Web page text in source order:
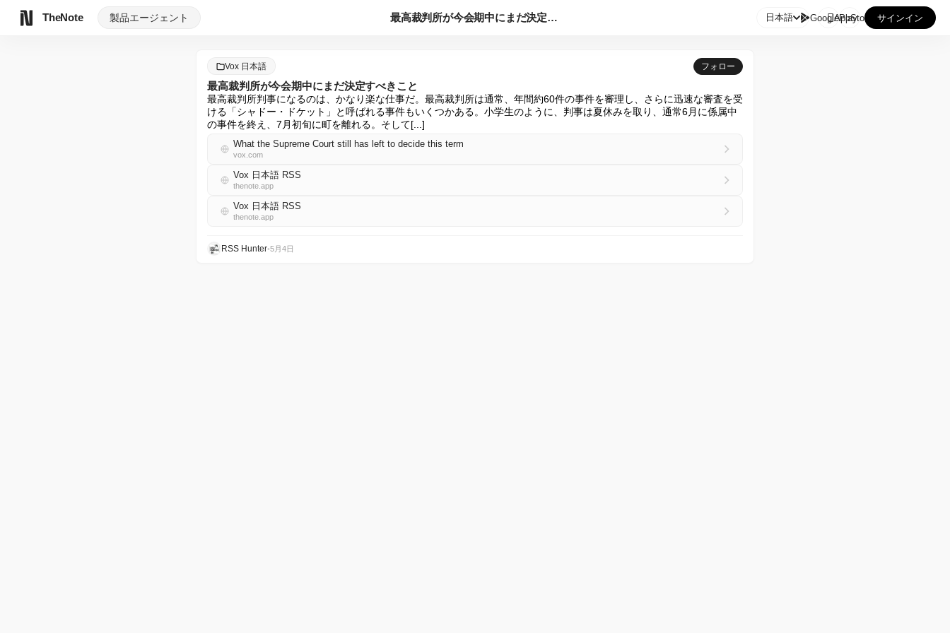
TheNote 製品エージェント 最高裁判所が今会期中にまだ決定すべきこと 日本語 GooglePlay
AppStore サインイン
Vox 日本語 フォロー
最高裁判所が今会期中にまだ決定すべきこと
最高裁判所判事になるのは、かなり楽な仕事だ。最高裁判所は通常、年間約60件の事件を審理し、さらに迅速な審査を受
ける「シャドー・ドケット」と呼ばれる事件もいくつかある。小学生のように、判事は夏休みを取り、通常6月に係属中
の事件を終え、7月初旬に町を離れる。そして[...]
What the Supreme Court still has left to decide this term
vox.com
Vox 日本語 RSS
thenote.app
Vox 日本語 RSS
thenote.app
RSS Hunter•5月4日